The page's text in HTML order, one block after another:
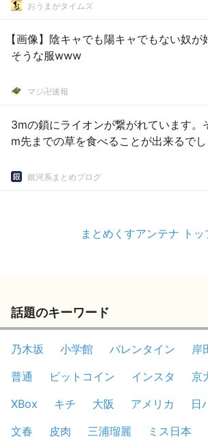
おうまがタイムズ
【画像】陰キャでも陽キャでもない奴が
そうな服www
マジ卍速報
3mの鎖にライオンが繋がれています。
m先までの草を食べることが出来るでし
銀河系まとめブログ
まとめくすアンテナ トッ
話題のキーワード
乃木坂 小学館 バレンタイン 岸
普通
ビットコイン インスタ 京
XBox
キチ 大阪 アメリカ 日
文春
皮肉 三浦瑠麗 ミス日本